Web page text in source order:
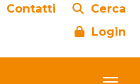
Contatti
Cerca
Login